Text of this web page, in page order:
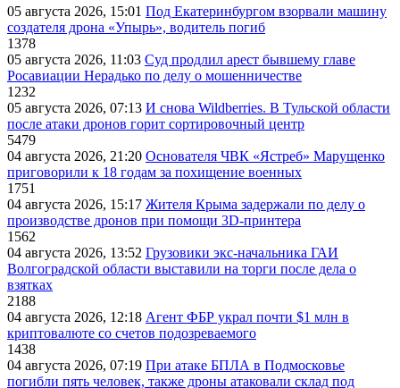
05 августа 2026, 15:01 Под Екатеринбургом взорвали машину
создателя дрона «Упырь», водитель погиб
1378
05 августа 2026, 11:03 Суд продлил арест бывшему главе
Росавиации Нерадько по делу о мошенничестве
1232
05 августа 2026, 07:13 И снова Wildberries. В Тульской области
после атаки дронов горит сортировочный центр
5479
04 августа 2026, 21:20 Основателя ЧВК «Ястреб» Марущенко
приговорили к 18 годам за похищение военных
1751
04 августа 2026, 15:17 Жителя Крыма задержали по делу о
производстве дронов при помощи 3D‑принтера
1562
04 августа 2026, 13:52 Грузовики экс-начальника ГАИ
Волгоградской области выставили на торги после дела о
взятках
2188
04 августа 2026, 12:18 Агент ФБР украл почти $1 млн в
криптовалюте со счетов подозреваемого
1438
04 августа 2026, 07:19 При атаке БПЛА в Подмосковье
погибли пять человек, также дроны атаковали склад под